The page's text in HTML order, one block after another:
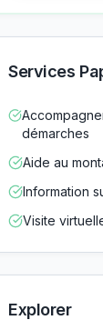
Services
démarches
Aide au
Information
Visite
Explorer